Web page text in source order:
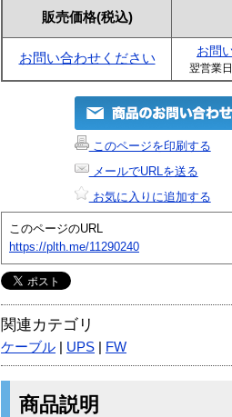
販売価格(税込)
お問い合わせください お問
翌営業
このページを印刷する
メールでURLを送る
お気に入りに追加する
このページのURL
https://plth.me/11290240
関連カテゴリ
ケーブル UPS FW
商品説明